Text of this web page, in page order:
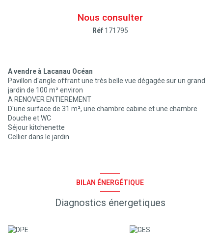
Nous consulter
Réf 171795
A vendre à Lacanau Océan
Pavillon d'angle offrant une très belle vue dégagée sur un grand
jardin de 100 m² environ
A RENOVER ENTIEREMENT
D'une surface de 31 m², une chambre cabine et une chambre
Douche et WC
Séjour kitchenette
Cellier dans le jardin
BILAN ÉNERGÉTIQUE
Diagnostics énergetiques